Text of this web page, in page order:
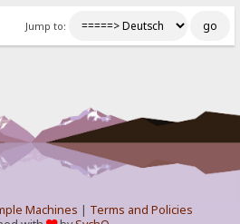
Jump to:
Machines | Terms and Policies